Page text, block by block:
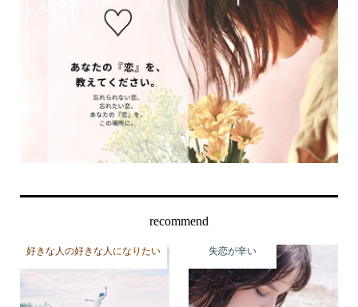
recommend
好きな人の好きな人になりたい 失恋が辛い